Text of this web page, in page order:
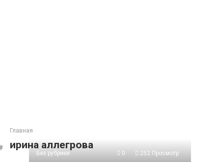
Главная
ирина аллегрова
Без рубрики 0 252 Просмотр